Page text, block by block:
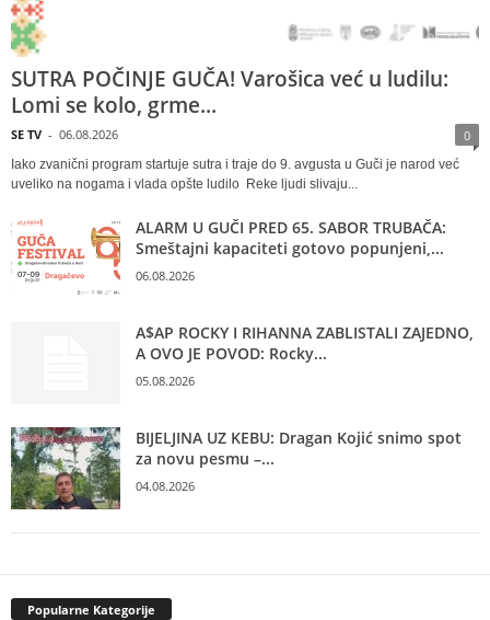
SUTRA POČINJE GUČA! Varošica već u ludilu:
Lomi se kolo, grme...
SE TV - 06.08.2026 0
Iako zvanični program startuje sutra i traje do 9. avgusta u Guči je narod već
uveliko na nogama i vlada opšte ludilo Reke ljudi slivaju...
ALARM U GUČI PRED 65. SABOR TRUBAČA:
Smeštajni kapaciteti gotovo popunjeni,...
06.08.2026
A$AP ROCKY I RIHANNA ZABLISTALI ZAJEDNO,
A OVO JE POVOD: Rocky...
05.08.2026
BIJELJINA UZ KEBU: Dragan Kojić snimo spot
za novu pesmu –...
04.08.2026
Popularne Kategorije